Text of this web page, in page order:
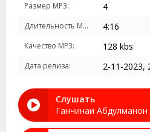
Размер MP3: 4
Длительность MP3: 4:16
Качество MP3: 128 kbs
Дата релиза: 2-11-2023,
Слушать
Ганчинаи